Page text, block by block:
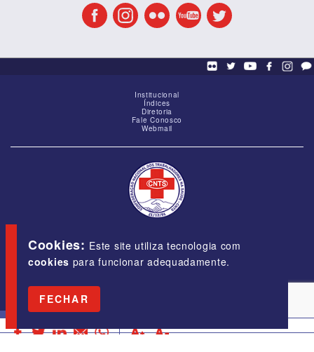
Cookies: Este site utiliza tecnologia com
cookies para funcionar adequadamente.
FECHAR
Institucional
Índices
Diretoria
Fale Conosco
Webmail
Brasília-DF, CEP 70309-900
E-mail:cnts@cnts.org.br
Fone/Fax: